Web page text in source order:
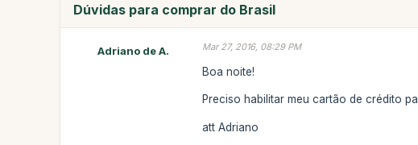
Dúvidas para comprar do Brasil
Adriano de A. Mar 27, 2016, 08:29 PM
Boa noite!
Preciso habilitar meu cartão de crédito
att Adriano